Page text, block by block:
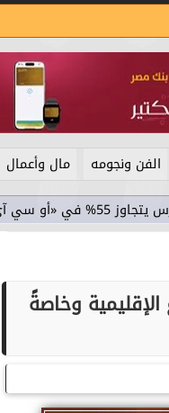
الفن ونجومه مال وأعمال
وخاصةً